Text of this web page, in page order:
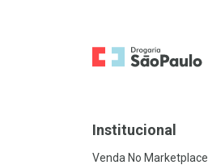
Ir para a Home
Institucional
Venda No Marketplace